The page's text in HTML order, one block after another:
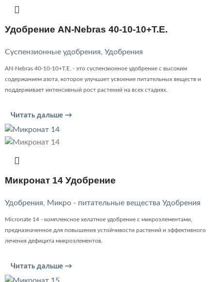
Удобрение AN-Nebras 40-10-10+T.E.
Суспензионные удобрения, Удобрения
AN-Nebras 40-10-10+T.E. - это суспензионное удобрение с высоким
содержанием азота, которое улучшает усвоение питательных веществ и
поддерживает интенсивный рост растений на всех стадиях.
Читать дальше →
Микронат 14 Удобрение
Удобрения, Микро - питательные вещества Удобрения
Micronate 14 - комплексное хелатное удобрение с микроэлементами,
предназначенное для повышения устойчивости растений и эффективного
лечения дефицита микроэлементов.
Читать дальше →